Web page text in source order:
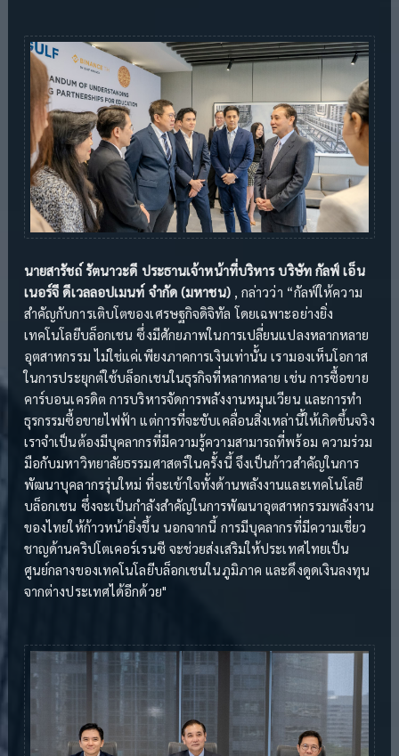
นายสารัชถ์ รัตนาวะดี ประธานเจ้าหน้าที่บริหาร บริษัท กัลฟ์ เอ็น
เนอร์จี ดีเวลลอปเมนท์ จำกัด (มหาชน)
, กล่าวว่า “กัลฟ์ให้ความ
สำคัญกับการเติบโตของเศรษฐกิจดิจิทัล โดยเฉพาะอย่างยิ่ง
เทคโนโลยีบล็อกเชน ซึ่งมีศักยภาพในการเปลี่ยนแปลงหลากหลาย
อุตสาหกรรม ไม่ใช่แค่เพียงภาคการเงินเท่านั้น เรามองเห็นโอกาส
ในการประยุกต์ใช้บล็อกเชนในธุรกิจที่หลากหลาย เช่น การซื้อขาย
คาร์บอนเครดิต การบริหารจัดการพลังงานหมุนเวียน และการทำ
ธุรกรรมซื้อขายไฟฟ้า แต่การที่จะขับเคลื่อนสิ่งเหล่านี้ให้เกิดขึ้นจริง
เราจำเป็นต้องมีบุคลากรที่มีความรู้ความสามารถที่พร้อม ความร่วม
มือกับมหาวิทยาลัยธรรมศาสตร์ในครั้งนี้ จึงเป็นก้าวสำคัญในการ
พัฒนาบุคลากรรุ่นใหม่ ที่จะเข้าใจทั้งด้านพลังงานและเทคโนโลยี
บล็อกเชน ซึ่งจะเป็นกำลังสำคัญในการพัฒนาอุตสาหกรรมพลังงาน
ของไทยให้ก้าวหน้ายิ่งขึ้น นอกจากนี้ การมีบุคลากรที่มีความเชี่ยว
ชาญด้านคริปโตเคอร์เรนซี จะช่วยส่งเสริมให้ประเทศไทยเป็น
ศูนย์กลางของเทคโนโลยีบล็อกเชนในภูมิภาค และดึงดูดเงินลงทุน
จากต่างประเทศได้อีกด้วย"